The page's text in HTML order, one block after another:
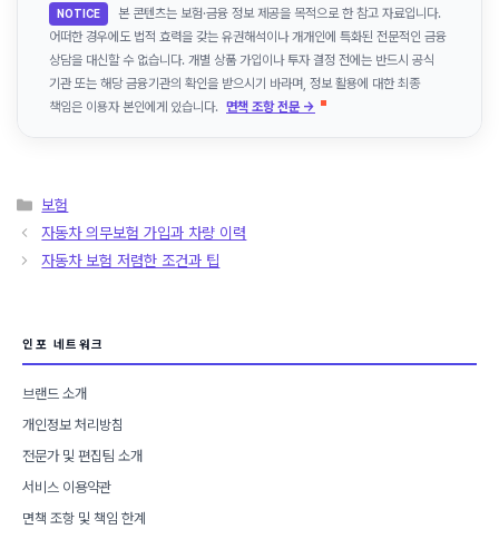
NOTICE
본 콘텐츠는 보험·금융 정보 제공을 목적으로 한 참고 자료입니다.
어떠한 경우에도 법적 효력을 갖는 유권해석이나 개개인에 특화된 전문적인 금융
상담을 대신할 수 없습니다. 개별 상품 가입이나 투자 결정 전에는 반드시 공식
기관 또는 해당 금융기관의 확인을 받으시기 바라며, 정보 활용에 대한 최종
책임은 이용자 본인에게 있습니다. 면책 조항 전문 →
카
테
리
보험
자동차 의무보험 가입과 차량 이력
자동차 보험 저렴한 조건과 팁
인포 네트워크
브랜드 소개
개인정보 처리방침
전문가 및 편집팀 소개
서비스 이용약관
면책 조항 및 책임 한계